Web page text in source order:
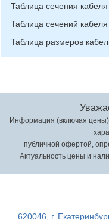
Таблица сечения
Таблица сечений
Таблица размеров
Информация (включая
публичной офертой,
Актуальность цены и
620046, г.